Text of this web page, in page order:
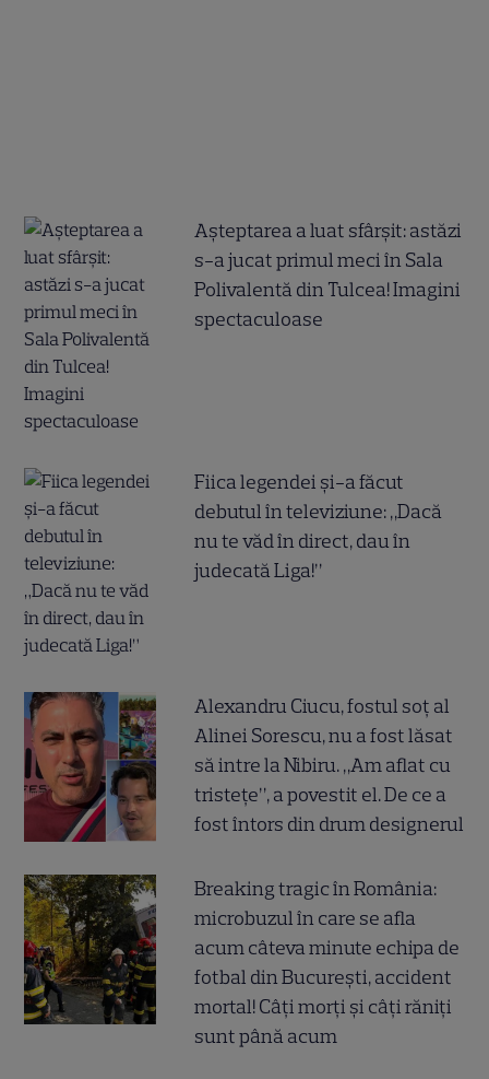
Așteptarea a luat sfârșit: astăzi
s-a jucat primul meci în Sala
Polivalentă din Tulcea! Imagini
spectaculoase
Fiica legendei și-a făcut
debutul în televiziune: „Dacă
nu te văd în direct, dau în
judecată Liga!”
Alexandru Ciucu, fostul soț al
Alinei Sorescu, nu a fost lăsat
să intre la Nibiru. „Am aflat cu
tristețe”, a povestit el. De ce a
fost întors din drum designerul
Breaking tragic în România:
microbuzul în care se afla
acum câteva minute echipa de
fotbal din București, accident
mortal! Câți morți și câți răniți
sunt până acum